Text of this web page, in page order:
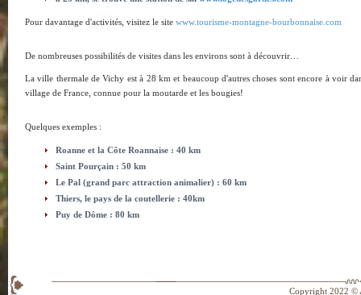
Pour davantage d'activités, visitez le site www.tourisme-montagne-bourbonnaise.com
De nombreuses possibilités de visites dans les environs sont à découvrir…
La ville thermale de Vichy est à 28 km et beaucoup d'autres choses sont encore à voir
village de France, connue pour la moutarde et les bougies!
Quelques exemples :
Roanne et la Côte Roannaise : 40 km
Saint Pourçain : 50 km
Le Pal (grand parc attraction animalier) : 60 km
Thiers, le pays de la coutellerie : 40km
Puy de Dôme : 80 km
Copyright 2022 ©